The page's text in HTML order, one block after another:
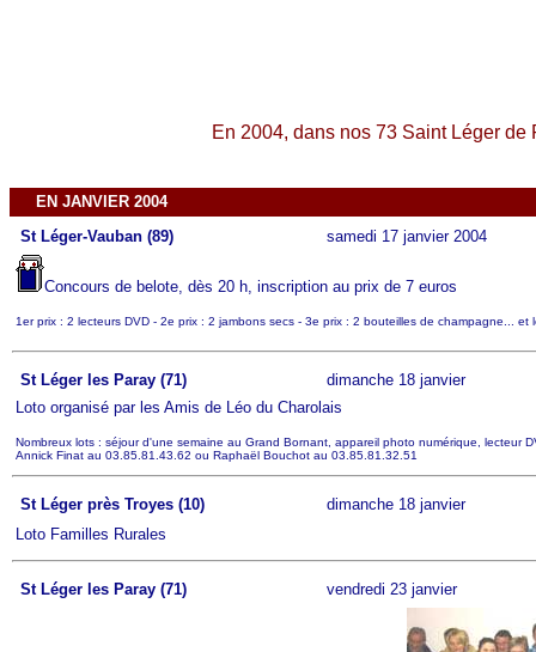
En 2004, dans nos 73 Saint Léger
EN JANVIER 2004
St Léger-Vauban (89)
samedi 17 janvier 2004
Concours de belote, dès 20 h, inscription au prix de 7 euros
1er prix : 2 lecteurs DVD - 2e prix : 2 jambons secs - 3e prix : 2 bouteilles de champagne...
St Léger les Paray (71)
dimanche 18 janvier
Loto organisé par les Amis de Léo du Charolais
Nombreux lots : séjour d'une semaine au Grand Bornant, appareil photo numérique,
Annick Finat au 03.85.81.43.62 ou Raphaël Bouchot au 03.85.81.32.51
St Léger près Troyes (10)
dimanche 18 janvier
Loto Familles Rurales
St Léger les Paray (71) vendredi 23 janvier